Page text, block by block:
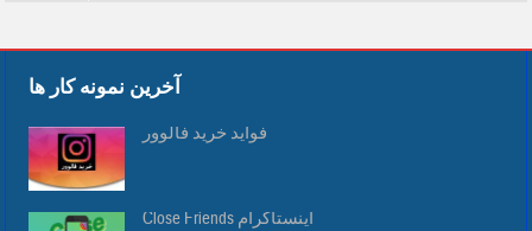
آخرین نمونه کار ها
فواید خرید فالوور
Close Friends اینستاگرام